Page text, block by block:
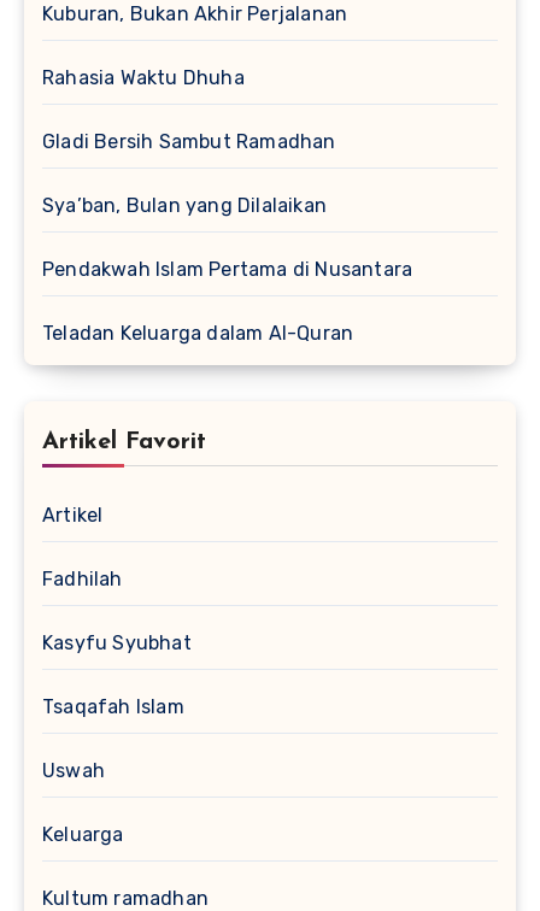
Kuburan, Bukan Akhir Perjalanan
Rahasia Waktu Dhuha
Gladi Bersih Sambut Ramadhan
Sya’ban, Bulan yang Dilalaikan
Pendakwah Islam Pertama di Nusantara
Teladan Keluarga dalam Al-Quran
Artikel Favorit
Artikel
Fadhilah
Kasyfu Syubhat
Tsaqafah Islam
Uswah
Keluarga
Kultum ramadhan